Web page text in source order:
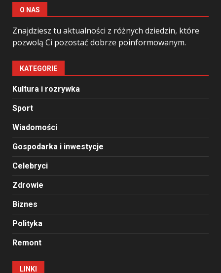
O NAS
Znajdziesz tu aktualności z różnych dziedzin, które
pozwolą Ci pozostać dobrze poinformowanym.
KATEGORIE
Kultura i rozrywka
Sport
Wiadomości
Gospodarka i inwestycje
Celebryci
Zdrowie
Biznes
Polityka
Remont
LINKI